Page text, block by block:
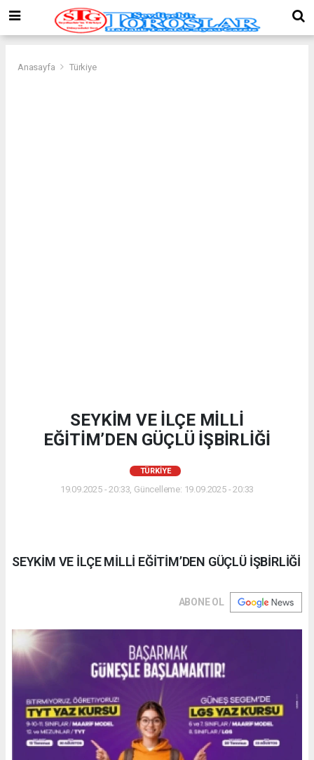
Anasayfa Türkiye
SEYKİM VE İLÇE MİLLİ
EĞİTİM’DEN GÜÇLÜ İŞBİRLİĞİ
TÜRKIYE
19.09.2025 - 20:33, Güncelleme: 19.09.2025 - 20:33
SEYKİM VE İLÇE MİLLİ EĞİTİM’DEN GÜÇLÜ İŞBİRLİĞİ
ABONE OL